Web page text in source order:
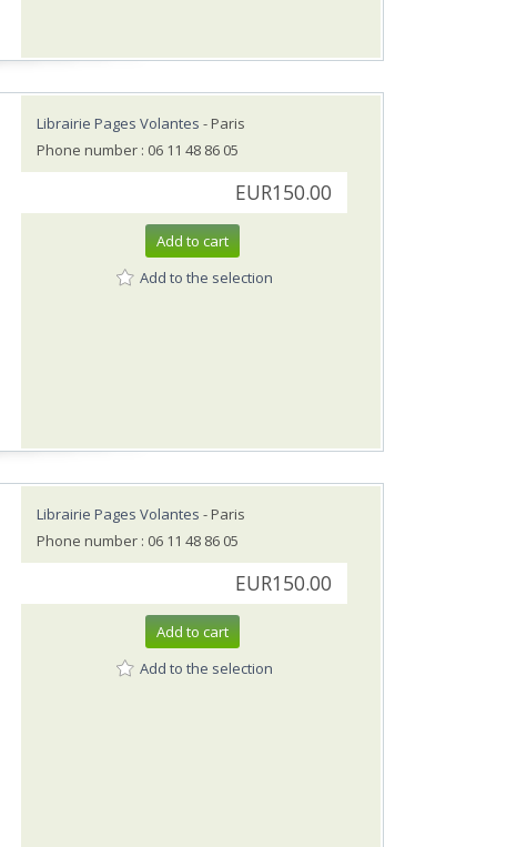
Librairie Pages Volantes - Paris
Phone number : 06 11 48 86 05
EUR150.00
Add to cart
Add to the selection
Librairie Pages Volantes - Paris
Phone number : 06 11 48 86 05
EUR150.00
Add to cart
Add to the selection